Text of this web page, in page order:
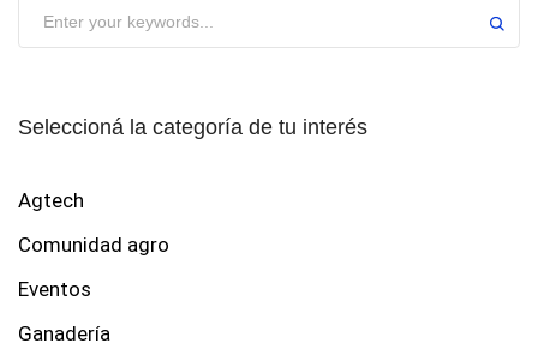
Seleccioná la categoría de tu interés
Agtech
Comunidad agro
Eventos
Ganadería